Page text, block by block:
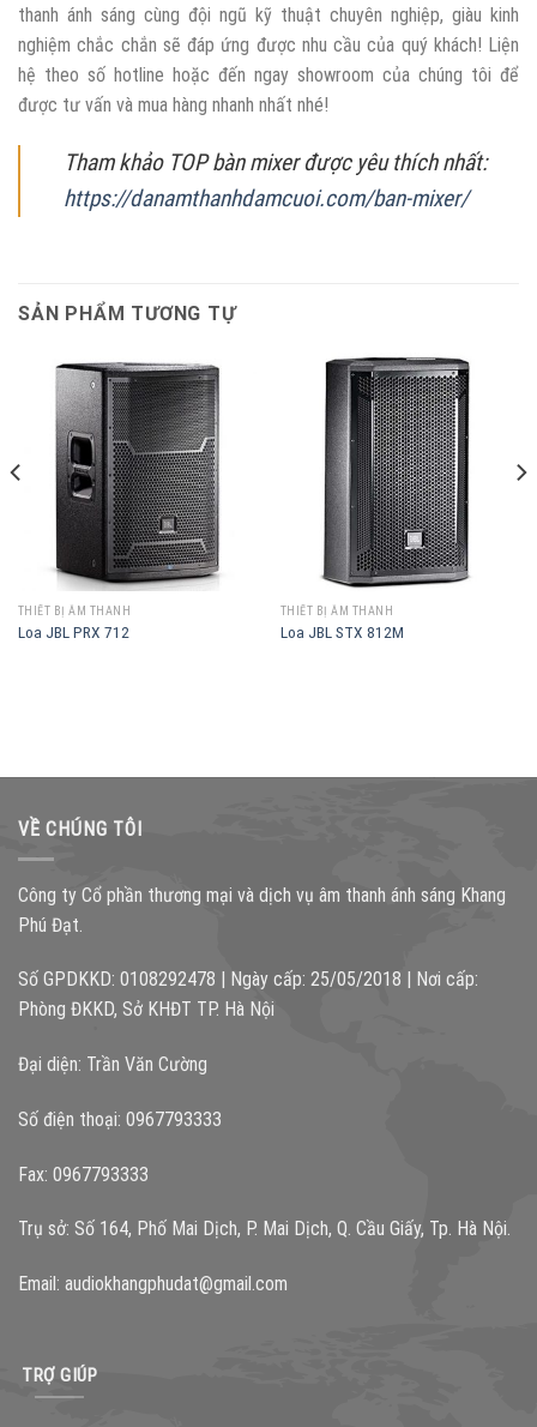
thanh ánh sáng cùng đội ngũ kỹ thuật chuyên nghiệp, giàu kinh
nghiệm chắc chắn sẽ đáp ứng được nhu cầu của quý khách! Liện
hệ theo số hotline hoặc đến ngay showroom của chúng tôi để
được tư vấn và mua hàng nhanh nhất nhé!
Tham khảo TOP bàn mixer được yêu thích nhất:
https://danamthanhdamcuoi.com/ban-mixer/
SẢN PHẨM TƯƠNG TỰ
THIẾT BỊ ÂM THANH
Loa JBL PRX 712
THIẾT BỊ ÂM THANH
Loa JBL STX 812M
VỀ CHÚNG TÔI
Công ty Cổ phần thương mại và dịch vụ âm thanh ánh sáng Khang
Phú Đạt.
Số GPDKKD: 0108292478 | Ngày cấp: 25/05/2018 | Nơi cấp:
Phòng ĐKKD, Sở KHĐT TP. Hà Nội
Đại diện: Trần Văn Cường
Số điện thoại: 0967793333
Fax: 0967793333
Trụ sở: Số 164, Phố Mai Dịch, P. Mai Dịch, Q. Cầu Giấy, Tp. Hà Nội.
Email: audiokhangphudat@gmail.com
TRỢ GIÚP